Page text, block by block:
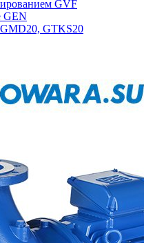
GVF
GEN
GTKS20